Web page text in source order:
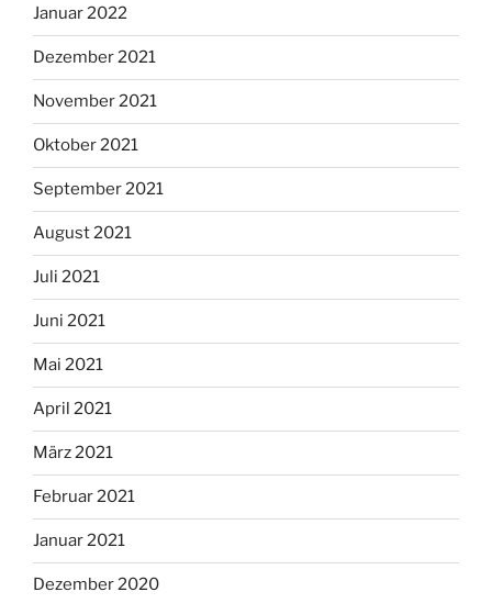
Januar 2022
Dezember 2021
November 2021
Oktober 2021
September 2021
August 2021
Juli 2021
Juni 2021
Mai 2021
April 2021
März 2021
Februar 2021
Januar 2021
Dezember 2020